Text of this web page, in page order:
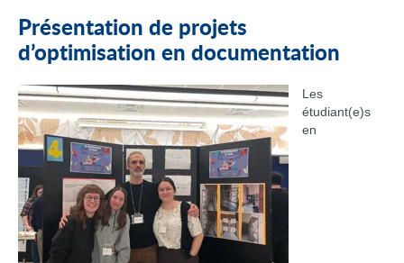
Présentation de projets
d’optimisation en documentation
Les
étudiant(e)s
en